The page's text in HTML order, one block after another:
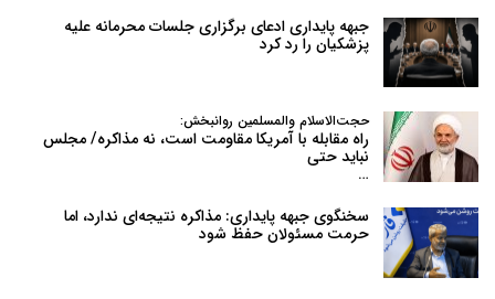
جبهه پایداری ادعای برگزاری جلسات محرمانه علیه
پزشکیان را رد کرد
حجت‌الاسلام والمسلمین روانبخش:
راه مقابله با آمریکا مقاومت است، نه مذاکره/ مجلس
نباید حتی
…
سخنگوی جبهه پایداری: مذاکره نتیجه‌ای ندارد، اما
حرمت مسئولان حفظ شود